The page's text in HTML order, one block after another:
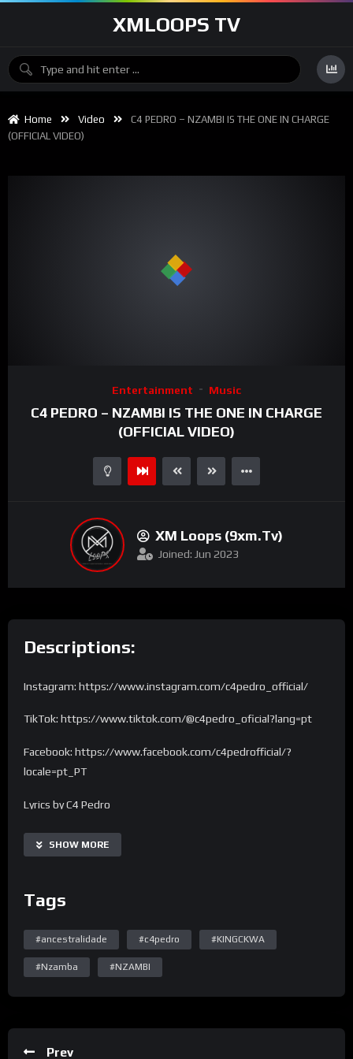
XMLOOPS TV
Home Video
C4 PEDRO – NZAMBI IS THE ONE IN CHARGE
(OFFICIAL VIDEO)
Entertainment Music
C4 PEDRO – NZAMBI IS THE ONE IN CHARGE
(OFFICIAL VIDEO)
XM Loops (9xm.tv)
Joined: Jun 2023
Descriptions:
Instagram: https://www.instagram.com/c4pedro_official/
TikTok: https://www.tiktok.com/@c4pedro_oficial?lang=pt
Facebook: https://www.facebook.com/c4pedrofficial/?
locale=pt_PT
Lyrics by C4 Pedro
Produced by C4 Pedro
Bass: Neol Music
_________________________________________
NZAMBI É QUE MANDA MESMO
LETRA:
CORO
SHOW MORE
Tags
#ancestralidade #c4pedro #KINGCKWA
#Nzamba #NZAMBI
Prev